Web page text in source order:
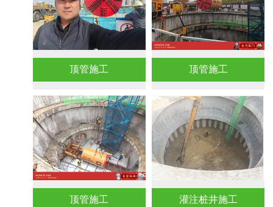
顶管施工 顶管施工
顶管施工 灌注桩井施工